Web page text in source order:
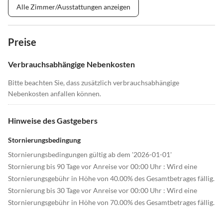
Alle Zimmer/Ausstattungen anzeigen
Preise
Verbrauchsabhängige Nebenkosten
Bitte beachten Sie, dass zusätzlich verbrauchsabhängige
Nebenkosten anfallen können.
Hinweise des Gastgebers
Stornierungsbedingung
Stornierungsbedingungen gültig ab dem '2026-01-01'
Stornierung bis 90 Tage vor Anreise vor 00:00 Uhr : Wird eine
Stornierungsgebühr in Höhe von 40.00% des Gesamtbetrages fällig.
Stornierung bis 30 Tage vor Anreise vor 00:00 Uhr : Wird eine
Stornierungsgebühr in Höhe von 70.00% des Gesamtbetrages fällig.